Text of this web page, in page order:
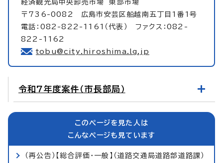
経済観光局中央卸売市場東部市場
〒736-0082 広島市安芸区船越南五丁目1番1号
電話：082-822-1161（代表） ファクス：082-
822-1162
tobu@city.hiroshima.lg.jp
令和7年度案件（市長部局）
このページを見た人は
こんなページも見ています
（再公告）【総合評価・一般】（道路交通局道路部道路課）